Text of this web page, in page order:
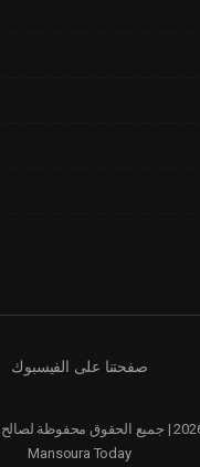
صفحتنا على الفيسبوك
© حقوق النشر 2026 | جميع الحقوق
Mansoura Today